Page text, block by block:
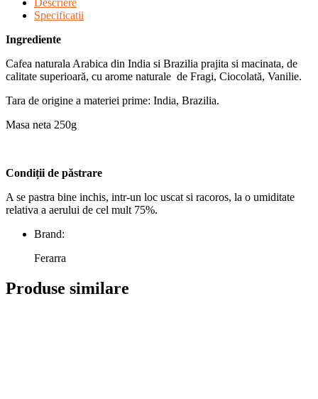
Descriere
Specificatii
Ingrediente
Cafea naturala Arabica din India si Brazilia prajita si macinata, de
calitate superioară, cu arome naturale de Fragi, Ciocolată, Vanilie.
Tara de origine a materiei prime: India, Brazilia.
Masa neta 250g
Condiții de păstrare
A se pastra bine inchis, intr-un loc uscat si racoros, la o umiditate
relativa a aerului de cel mult 75%.
Brand:
Ferarra
Produse similare